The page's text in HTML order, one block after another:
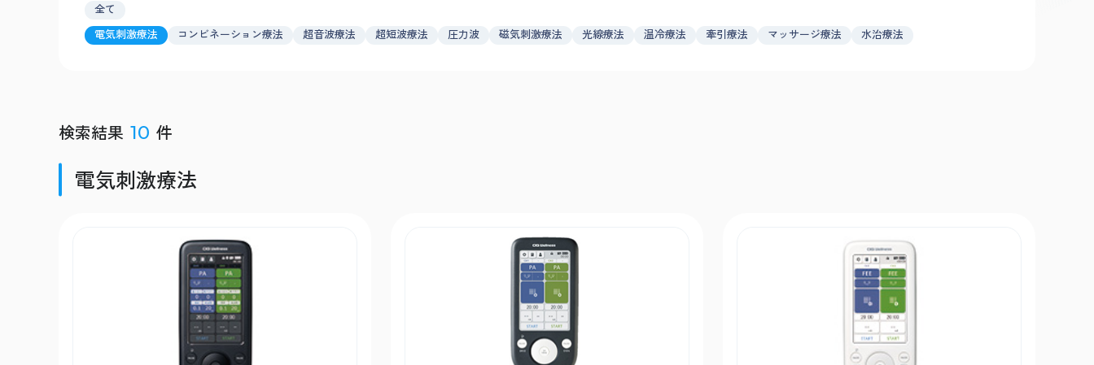
全て
電気刺激療法
コンビネーション療法 超音波療法 超短波療法 圧力波 磁気刺激療法 光線療法 温冷療法 牽引療法 マッサージ療法 水治療法
検索結果 10 件
電気刺激療法